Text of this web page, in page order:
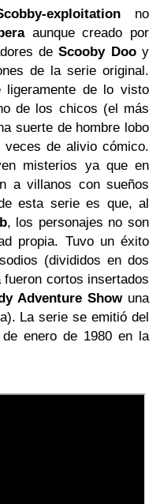
exploitationno
aunque creado por
deScooby Dooy
de la serie original.
ligeramente de lo visto
de los chicos (el más
suerte de hombre lobo
veces de alivio cómico.
misterios ya que en
a villanos con sueños
esta serie es que, al
, los personajes no son
propia. Tuvo un éxito
(divididos en dos
cortos insertados
Adventure Showuna
La serie se emitió del
enero de 1980 en la